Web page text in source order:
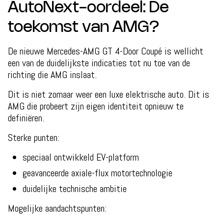
AutoNext-oordeel: De
toekomst van AMG?
De nieuwe Mercedes-AMG GT 4-Door Coupé is wellicht
een van de duidelijkste indicaties tot nu toe van de
richting die AMG inslaat.
Dit is niet zomaar weer een luxe elektrische auto. Dit is
AMG die probeert zijn eigen identiteit opnieuw te
definiëren.
Sterke punten:
speciaal ontwikkeld EV-platform
geavanceerde axiale-flux motortechnologie
duidelijke technische ambitie
Mogelijke aandachtspunten: